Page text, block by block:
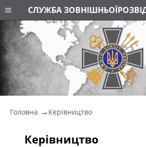
СЛУЖБА ЗОВНІШНЬОЇ
Головна Керівництво
Керівництво